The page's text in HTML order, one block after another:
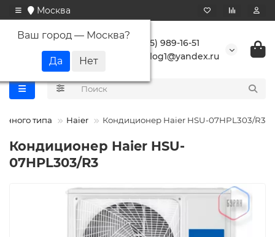
Москва
Ваш город — Москва?
+7 (495) 989-16-51
buranlog1@yandex.ru
типа Haier Кондиционер Haier HSU-07HPL303/R3
Кондиционер Haier HSU-
07HPL303/R3